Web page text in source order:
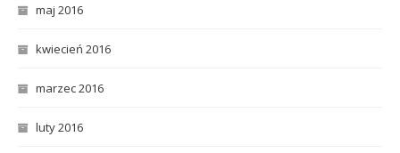
maj 2016
kwiecień 2016
marzec 2016
luty 2016